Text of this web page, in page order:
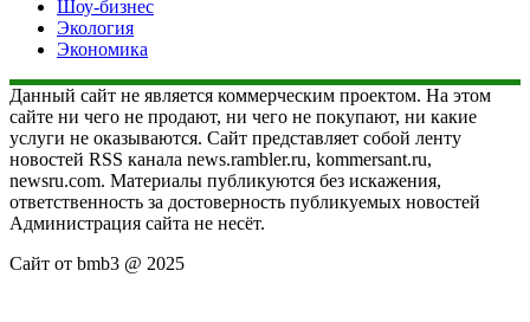
Шоу-бизнес
Экология
Экономика
Данный сайт не является коммерческим проектом. На этом
сайте ни чего не продают, ни чего не покупают, ни какие
услуги не оказываются. Сайт представляет собой ленту
новостей RSS канала news.rambler.ru, kommersant.ru,
newsru.com. Материалы публикуются без искажения,
ответственность за достоверность публикуемых новостей
Администрация сайта не несёт.
Сайт от bmb3 @ 2025